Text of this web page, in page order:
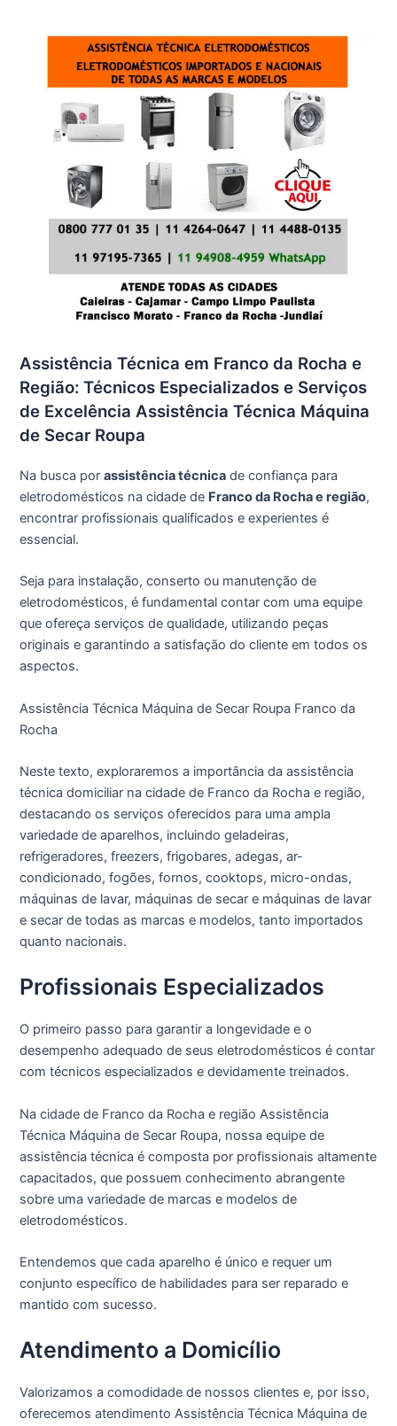
Assistência Técnica em Franco da Rocha e
Região: Técnicos Especializados e Serviços
de Excelência Assistência Técnica Máquina
de Secar Roupa
Na busca porassistência técnica de confiança para
eletrodomésticos na cidade de Franco da Rocha e região,
encontrar profissionais qualificados e experientes é
essencial.
Seja para instalação, conserto ou manutenção de
eletrodomésticos, é fundamental contar com uma equipe
que ofereça serviços de qualidade, utilizando peças
originais e garantindo a satisfação do cliente em todos os
aspectos.
Assistência Técnica Máquina de Secar Roupa Franco da
Rocha
Neste texto, exploraremos a importância da assistência
técnica domiciliar na cidade de Franco da Rocha e região,
destacando os serviços oferecidos para uma ampla
variedade de aparelhos, incluindo geladeiras,
refrigeradores, freezers, frigobares, adegas, ar-
condicionado, fogões, fornos, cooktops, micro-ondas,
máquinas de lavar, máquinas de secar e máquinas de lavar
e secar de todas as marcas e modelos, tanto importados
quanto nacionais.
Profissionais Especializados
O primeiro passo para garantir a longevidade e o
desempenho adequado de seus eletrodomésticos é contar
com técnicos especializados e devidamente treinados.
Na cidade de Franco da Rocha e região Assistência
Técnica Máquina de Secar Roupa, nossa equipe de
assistência técnica é composta por profissionais altamente
capacitados, que possuem conhecimento abrangente
sobre uma variedade de marcas e modelos de
eletrodomésticos.
Entendemos que cada aparelho é único e requer um
conjunto específico de habilidades para ser reparado e
mantido com sucesso.
Atendimento a Domicílio
Valorizamos a comodidade de nossos clientes e, por isso,
oferecemos atendimento Assistência Técnica Máquina de